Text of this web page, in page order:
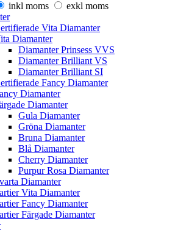
inkl moms
exkl moms
Vita Diamanter
Diamanter
Diamanter Prinsess VVS
Diamanter Brilliant VS
Diamanter Brilliant SI
Fancy Diamanter
Diamanter
Diamanter
Gula Diamanter
Gröna Diamanter
Bruna Diamanter
Blå Diamanter
Cherry Diamanter
Purpur Rosa Diamanter
Diamanter
Vita Diamanter
Fancy Diamanter
Färgade Diamanter